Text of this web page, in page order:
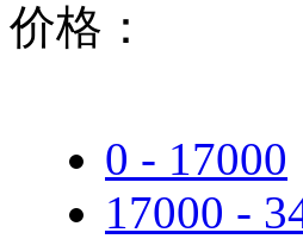
TCL
步步高
价格：
0 - 17000
17000 -